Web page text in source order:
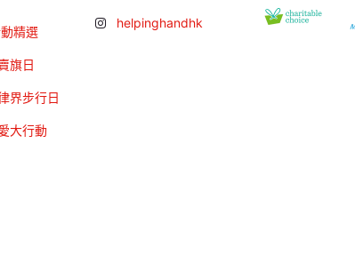
精選
旗日
界步行日
大行動
helpinghandhk